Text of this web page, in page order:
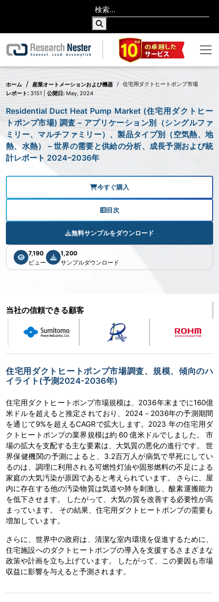
ホーム 産業オートメーションおよび機器
住宅用ダクトヒートポンプ市場
レポート: 3151 | 公開日: May, 2024
Residential Duct Heat Pump Market (住宅用ダクトヒー
トポンプ市場) 調査 – アプリケーション別（シングルファ
ミリー、マルチファミリー）、製品タイプ別（空気熱、地
熱、水熱） – 世界の需要と供給の分析、成長予測および統
計レポート 2024–2036年
今すぐ購入
目次
無料サンプルをダウンロード
7,190
ビュー
1,200
サンプルダウンロード
当社の信頼できる顧客
住宅用ダクトヒートポンプ市場調査、規模、傾向のハ
イライト(予測2024-2036年)
住宅用ダクトヒートポンプ市場規模は、2036年末までに160億
米ドルを超えると推定されており、2024－2036年の予測期間
を通じて9%を超えるCAGRで拡大します。2023 年の住宅用ダ
クトヒートポンプの業界規模は約 60 億米ドルでしました。 市
場の拡大を支配する主な要素は、大気質の悪化の進行です。 世
界保健機関の予測によると、3.2百万人が病気で早死にしてい
るのは、調理に利用される可燃性灯油や固形燃料の不足による
家庭の大気汚染が原因であると考えられています。 さらに、屋
内に存在する他の汚染物質は気道や肺を刺激し、酸素運搬能力
を低下させます。 したがって、大気の質を改善する必要性が高
まっています。 その結果、住宅用ダクトヒートポンプの需要も
増加しています。
さらに、世界中の政府は、清潔な室内環境を促進するために、
住宅施設へのダクトヒートポンプの導入を支援するさまざまな
政策や計画を立ち上げています。 したがって、この要因も市場
収益に影響を与えると予測されます。